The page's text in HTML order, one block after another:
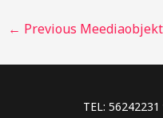
← Previous
TEL: